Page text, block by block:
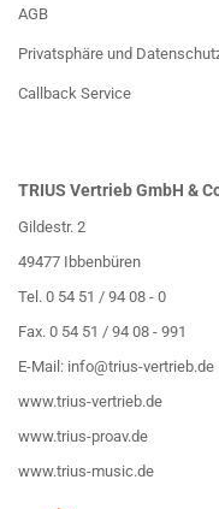
AGB
Privatsphäre und
Callback Service
TRIUS Vertrieb GmbH &
Gildestr. 2
49477 Ibbenbüren
Tel. 0 54 51 / 94 08 - 0
Fax. 0 54 51 / 94 08 - 991
E-Mail: info@trius-vertrieb.de
www.trius-vertrieb.de
www.trius-proav.de
www.trius-music.de